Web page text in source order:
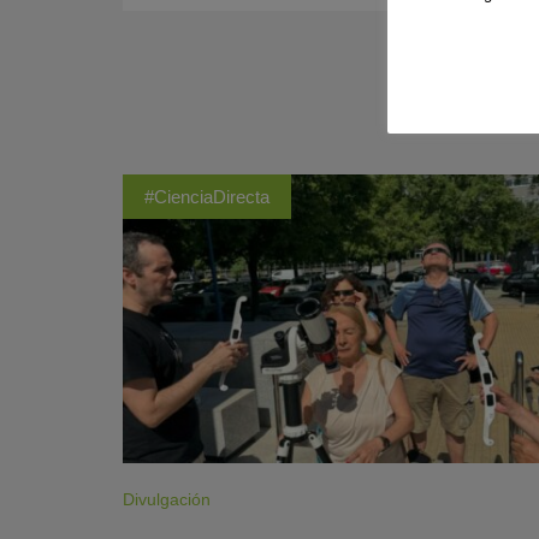
#CienciaDirecta
Divulgación